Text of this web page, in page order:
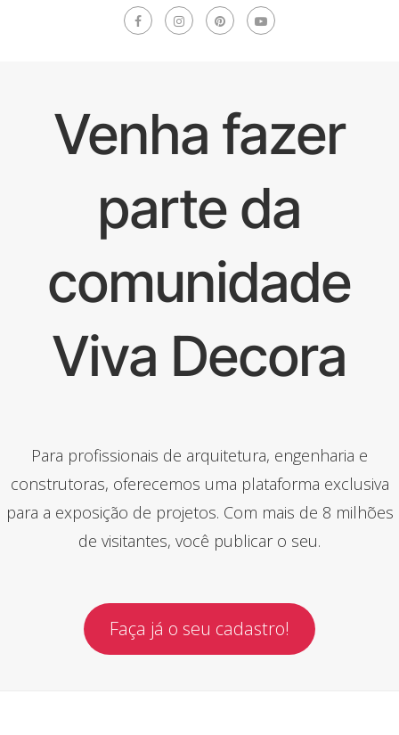
Venha fazer
parte da
comunidade
Viva Decora
Para profissionais de arquitetura, engenharia e
construtoras, oferecemos uma plataforma exclusiva
para a exposição de projetos. Com mais de 8 milhões
de visitantes, você publicar o seu.
Faça já o seu cadastro!